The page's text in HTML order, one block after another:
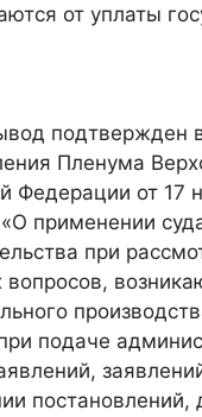
от уплаты
подтвержден
Пленума
Федерации от 17
применении
при
вопросов,
подаче
постановлений,